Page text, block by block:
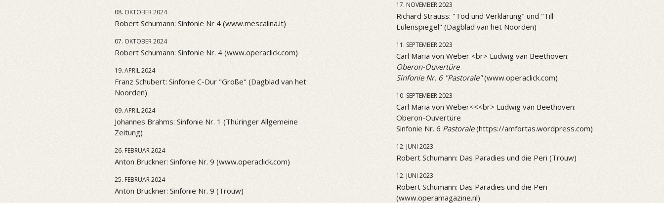
08. OKTOBER 2024
Robert Schumann: Sinfonie Nr 4 (www.mescalina.it)
07. OKTOBER 2024
Robert Schumann: Sinfonie Nr. 4 (www.operaclick.com)
19. APRIL 2024
Franz Schubert: Sinfonie C-Dur "Große" (Dagblad van het
Noorden)
09. APRIL 2024
Johannes Brahms: Sinfonie Nr. 1 (Thüringer Allgemeine
Zeitung)
26. FEBRUAR 2024
Anton Bruckner: Sinfonie Nr. 9 (www.operaclick.com)
25. FEBRUAR 2024
Anton Bruckner: Sinfonie Nr. 9 (Trouw)
17. NOVEMBER 2023
Richard Strauss: "Tod und Verklärung" und "Till
Eulenspiegel" (Dagblad van het Noorden)
11. SEPTEMBER 2023
Carl Maria von Weber <br> Ludwig van Beethoven:
Oberon-Ouvertüre
Sinfonie Nr. 6 "Pastorale"(www.operaclick.com)
10. SEPTEMBER 2023
Carl Maria von Weber<<<br> Ludwig van Beethoven:
Oberon-Ouvertüre
Sinfonie Nr. 6 Pastorale(https://amfortas.wordpress.com)
12. JUNI 2023
Robert Schumann: Das Paradies und die Peri (Trouw)
12. JUNI 2023
Robert Schumann: Das Paradies und die Peri
(www.operamagazine.nl)